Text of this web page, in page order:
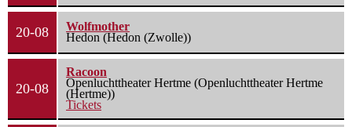
20-08
Wolfmother
Hedon (Hedon (Zwolle))
20-08
Racoon
Openluchttheater Hertme (Openluchttheater Hertme
(Hertme))
Tickets